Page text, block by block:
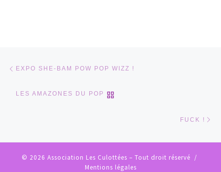
EXPO SHE-BAM POW POP WIZZ !
LES AMAZONES DU POP
FUCK !
© 2026 Association Les Culottées – Tout droit réservé /
Mentions légales